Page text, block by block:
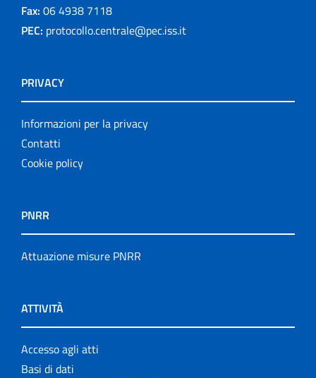
Fax: 06 4938 7118
PEC: protocollo.centrale@pec.iss.it
PRIVACY
Informazioni per la privacy
Contatti
Cookie policy
PNRR
Attuazione misure PNRR
ATTIVITÀ
Accesso agli atti
Basi di dati